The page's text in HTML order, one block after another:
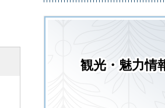
観光・魅力情